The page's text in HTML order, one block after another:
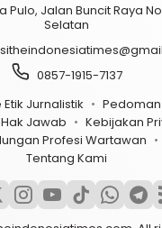
Pulo, Jalan Buncit Raya
Selatan
0857-1915-7137
Jurnalistik
Jawab
Kebijakan
Profesi Wartawan
Tentang Kami